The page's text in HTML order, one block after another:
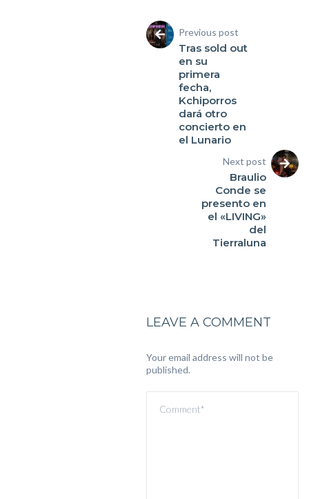
Previous post
Tras sold out
en su
primera
fecha,
Kchiporros
dará otro
concierto en
el Lunario
Next post
Braulio
Conde se
presento en
el «LIVING»
del
Tierraluna
LEAVE A COMMENT
Your email address will not be
published.